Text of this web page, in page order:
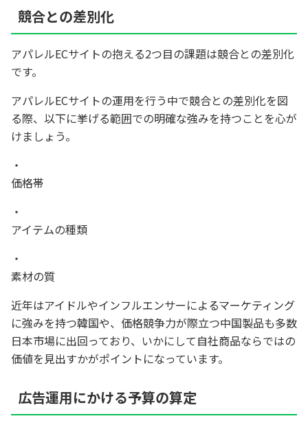
競合との差別化
アパレルECサイトの抱える2つ目の課題は競合との差別化
です。
アパレルECサイトの運用を行う中で競合との差別化を図
る際、以下に挙げる範囲での明確な強みを持つことを心が
けましょう。
価格帯
アイテムの種類
素材の質
近年はアイドルやインフルエンサーによるマーケティング
に強みを持つ韓国や、価格競争力が際立つ中国製品も多数
日本市場に出回っており、いかにして自社商品ならではの
価値を見出すかがポイントになっています。
広告運用にかける予算の算定